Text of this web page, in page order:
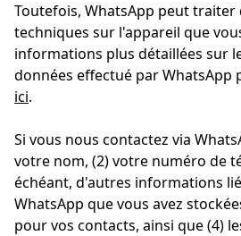
Toutefois, WhatsApp peut
techniques sur l'appareil que
informations plus détaillées sur
données effectué par WhatsApp
ici.
Si vous nous contactez via
votre nom, (2) votre numéro de
échéant, d'autres informations
WhatsApp que vous avez
pour vos contacts, ainsi que (4)